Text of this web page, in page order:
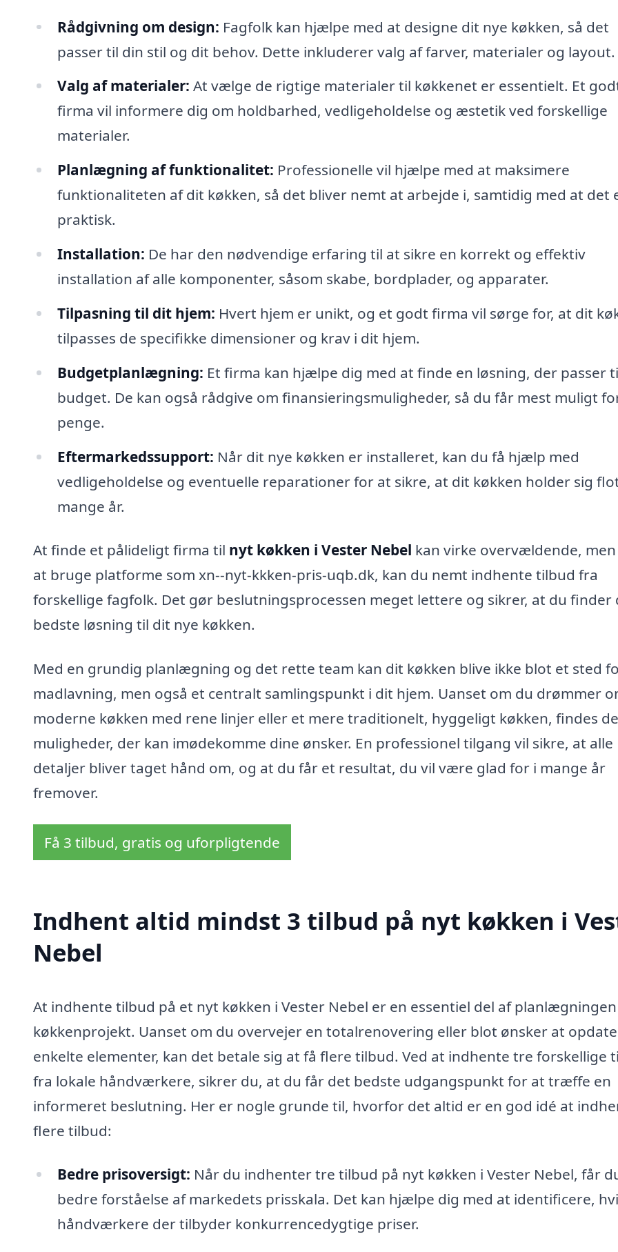
Rådgivning om design: Fagfolk kan hjælpe med at designe dit nye køkken, så det
passer til din stil og dit behov. Dette inkluderer valg af farver, materialer og layout.
Valg af materialer: At vælge de rigtige materialer til køkkenet er essentielt. Et
firma vil informere dig om holdbarhed, vedligeholdelse og æstetik ved forskellige
materialer.
Planlægning af funktionalitet: Professionelle vil hjælpe med at maksimere
funktionaliteten af dit køkken, så det bliver nemt at arbejde i, samtidig med at det
praktisk.
Installation: De har den nødvendige erfaring til at sikre en korrekt og effektiv
installation af alle komponenter, såsom skabe, bordplader, og apparater.
Tilpasning til dit hjem: Hvert hjem er unikt, og et godt firma vil sørge for, at dit
tilpasses de specifikke dimensioner og krav i dit hjem.
Budgetplanlægning: Et firma kan hjælpe dig med at finde en løsning, der passer
budget. De kan også rådgive om finansieringsmuligheder, så du får mest muligt
penge.
Eftermarkedssupport: Når dit nye køkken er installeret, kan du få hjælp med
vedligeholdelse og eventuelle reparationer for at sikre, at dit køkken holder sig
mange år.
At finde et pålideligt firma til nyt køkken i Vester Nebel kan virke overvældende, men
at bruge platforme som xn--nyt-kkken-pris-uqb.dk, kan du nemt indhente tilbud fra
forskellige fagfolk. Det gør beslutningsprocessen meget lettere og sikrer, at du finder
bedste løsning til dit nye køkken.
Med en grundig planlægning og det rette team kan dit køkken blive ikke blot et sted
madlavning, men også et centralt samlingspunkt i dit hjem. Uanset om du drømmer
moderne køkken med rene linjer eller et mere traditionelt, hyggeligt køkken, findes
muligheder, der kan imødekomme dine ønsker. En professionel tilgang vil sikre, at alle
detaljer bliver taget hånd om, og at du får et resultat, du vil være glad for i mange år
fremover.
Få 3 tilbud, gratis og uforpligtende
Indhent altid mindst 3 tilbud på nyt køkken i
Nebel
At indhente tilbud på et nyt køkken i Vester Nebel er en essentiel del af
køkkenprojekt. Uanset om du overvejer en totalrenovering eller blot ønsker at
enkelte elementer, kan det betale sig at få flere tilbud. Ved at indhente tre forskellige
fra lokale håndværkere, sikrer du, at du får det bedste udgangspunkt for at træffe en
informeret beslutning. Her er nogle grunde til, hvorfor det altid er en god idé at
flere tilbud:
Bedre prisoversigt: Når du indhenter tre tilbud på nyt køkken i Vester Nebel, får
bedre forståelse af markedets prisskala. Det kan hjælpe dig med at identificere,
håndværkere der tilbyder konkurrencedygtige priser.